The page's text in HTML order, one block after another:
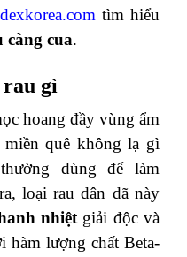
tìm hiểu
càng cua.
rau gì
hoang đầy vùng ẩm
quê không lạ gì
dùng để làm
loại rau dân dã này
nhiệt giải độc và
hàm lượng chất Beta-